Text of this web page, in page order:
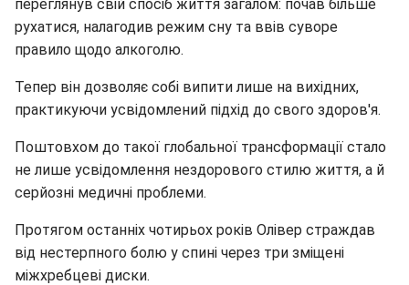
переглянув свій спосіб життя загалом: почав більше
рухатися, налагодив режим сну та ввів суворе
правило щодо алкоголю.
Тепер він дозволяє собі випити лише на вихідних,
практикуючи усвідомлений підхід до свого здоров'я.
Поштовхом до такої глобальної трансформації стало
не лише усвідомлення нездорового стилю життя, а й
серйозні медичні проблеми.
Протягом останніх чотирьох років Олівер страждав
від нестерпного болю у спині через три зміщені
міжхребцеві диски.